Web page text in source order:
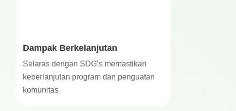
Dampak Berkelanjutan
Selaras dengan SDG’s memastikan
keberlanjutan program dan penguatan
komunitas